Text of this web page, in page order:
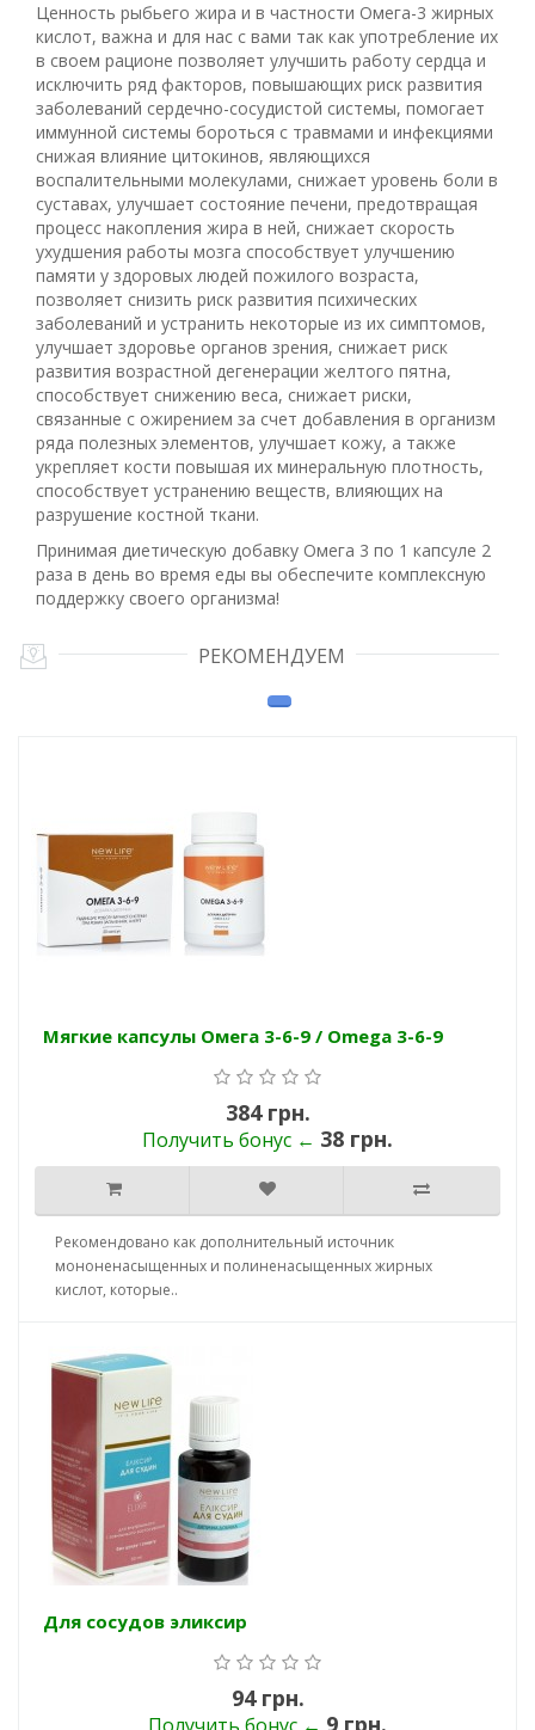
Ценность рыбьего жира и в частности Омега-3 жирных
кислот, важна и для нас с вами так как употребление их
в своем рационе позволяет улучшить работу сердца и
исключить ряд факторов, повышающих риск развития
заболеваний сердечно-сосудистой системы, помогает
иммунной системы бороться с травмами и инфекциями
снижая влияние цитокинов, являющихся
воспалительными молекулами, снижает уровень боли в
суставах, улучшает состояние печени, предотвращая
процесс накопления жира в ней, снижает скорость
ухудшения работы мозга способствует улучшению
памяти у здоровых людей пожилого возраста,
позволяет снизить риск развития психических
заболеваний и устранить некоторые из их симптомов,
улучшает здоровье органов зрения, снижает риск
развития возрастной дегенерации желтого пятна,
способствует снижению веса, снижает риски,
связанные с ожирением за счет добавления в организм
ряда полезных элементов, улучшает кожу, а также
укрепляет кости повышая их минеральную плотность,
способствует устранению веществ, влияющих на
разрушение костной ткани.
Принимая диетическую добавку Омега 3 по 1 капсуле 2
раза в день во время еды вы обеспечите комплексную
поддержку своего организма!
РЕКОМЕНДУЕМ
Мягкие капсулы Омега 3-6-9 / Omega 3-6-9
384 грн.
Получить бонус ← 38 грн.
Рекомендовано как дополнительный источник
мононенасыщенных и полиненасыщенных жирных
кислот, которые..
Для сосудов эликсир
94 грн.